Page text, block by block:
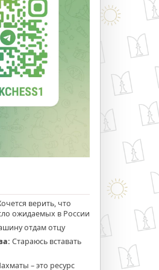
верить, что
ожидаемых в России
отдам отцу
Стараюсь вставать
– это ресурс